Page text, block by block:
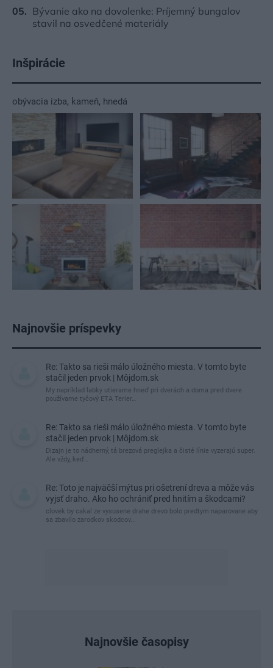
Bývanie ako na dovolenke: Príjemný bungalov
stavil na osvedčené materiály
Inšpirácie
obývacia izba, kameň, hnedá
Najnovšie príspevky
Re: Takto sa rieši málo úložného miesta. V tomto byte
stačil jeden prvok | Môjdom.sk
My napríklad labky utierame hneď pri dverách a doma pred dvere
používame tyčový ETA Terier…
Re: Takto sa rieši málo úložného miesta. V tomto byte
stačil jeden prvok | Môjdom.sk
Dizajn je to nádherný, tá brezová preglejka a čisté línie vyzerajú super.
Ale vždy, keď…
Re: Toto je najväčší mýtus pri ošetrení dreva a môže vás
vyjsť draho. Ako ho ochrániť pred hnitím a škodcami?
clovek by cakal ze vysusene drahe drevo bolo predtym naparovane aby
sa zbavilo zarodkov skodcov...
Najnovšie časopisy